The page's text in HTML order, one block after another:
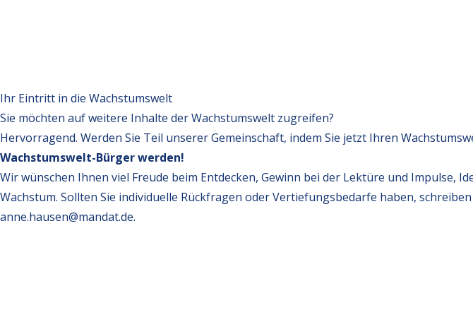
Ihr Eintritt in die Wachstumswelt
Sie möchten auf weitere Inhalte der Wachstumswelt zugreifen?
Hervorragend. Werden Sie Teil unserer Gemeinschaft, indem Sie jetzt Ihren
Wachstumswelt-Bürger werden!
Wir wünschen Ihnen viel Freude beim Entdecken, Gewinn bei der Lektüre und Impulse,
Wachstum. Sollten Sie individuelle Rückfragen oder Vertiefungsbedarfe haben, schreiben
anne.hausen@mandat.de.